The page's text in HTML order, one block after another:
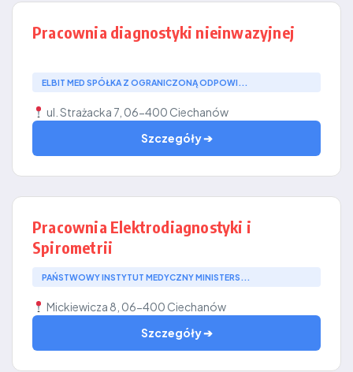
Pracownia diagnostyki nieinwazyjnej
ELBIT MED SPÓŁKA Z OGRANICZONĄ ODPOWI...
ul. Strażacka 7, 06-400 Ciechanów
Szczegóły ➔
Pracownia Elektrodiagnostyki i
Spirometrii
PAŃSTWOWY INSTYTUT MEDYCZNY MINISTERS...
Mickiewicza 8, 06-400 Ciechanów
Szczegóły ➔